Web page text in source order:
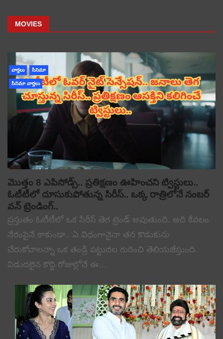
MOVIES
వార్తలు సినిమా
సినిమా వార్తలు
మొత్తం 8 ఎపిసోడ్స్.. ప్రతిక్షణం ఊహించని ట్విస్టులు..
ఓటీటీలో దూసుకుపోతున్న సిరీస్.. ఒక్క రాత్రిలోనే నంబర్
వన్ ట్రెండింగ్..
ప్రస్తుతం ఓటీటీలో ఒక సిరీస్ తెగ ట్రెండ్ అవుతుంది. అది కేవలం
నేరంపైనే కాకుండా.. ఏ విధంగానైనా తన కొడుకును
చేరుకోవాలన్నా ఒక తండ్రి పట్టుదల గురించి తెలియజేస్తుంది.
విడుదలైన కొద్ది రోజుల్లోనే ఈ…